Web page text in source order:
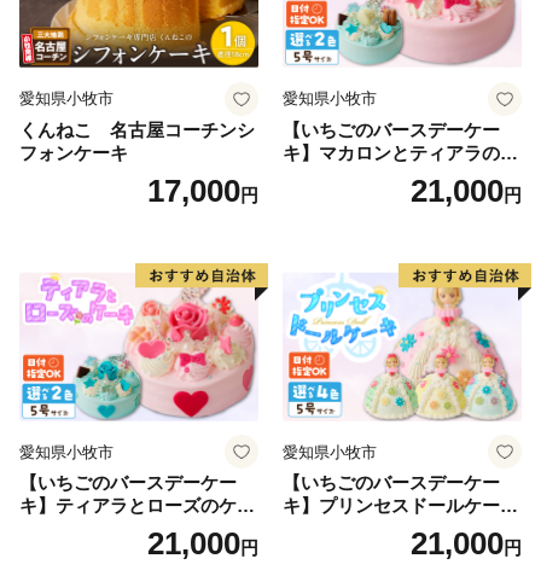
録に認定されるなど、さくらんぼの妖精「チェリン」を
市のイメージキャラクターに起用し「日本一さくらんぼ
愛知県小牧市
くんねこ 名古屋コーチンシ
フォンケーキ
17,000円
愛知県小牧市
【いちごのバースデーケー
キ】マカロンとティアラのケ
ーキ スイーツ 日時指定可 デ
ザート 洋菓子 お取り寄せ 愛
デコレーションケーキ ホー
ルケーキ
21,000円
愛知県小牧市
【いちごのバースデーケー
キ】ティアラとローズのケー
キ スイーツ デザート 洋菓
子 お取り寄せ 愛知県 小牧市
21,000円
愛知県小牧市
【いちごのバースデーケー
キ】プリンセスドールケーキ
日時指定可 スイーツ デザー
ト 洋菓子 お取り寄せ 愛知県
21,000円